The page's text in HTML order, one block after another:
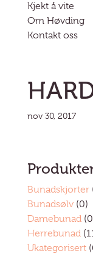
Kjekt å vite
Om Høvding
Kontakt oss
nov 30, 2017
Bunadskjorter
Bunadsølv (0)
Damebunad
Herrebunad
Ukategorisert